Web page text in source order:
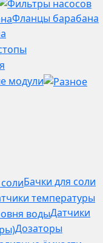
Фланцы барабана
модули
Бачки для соли
Датчики
Дозаторы